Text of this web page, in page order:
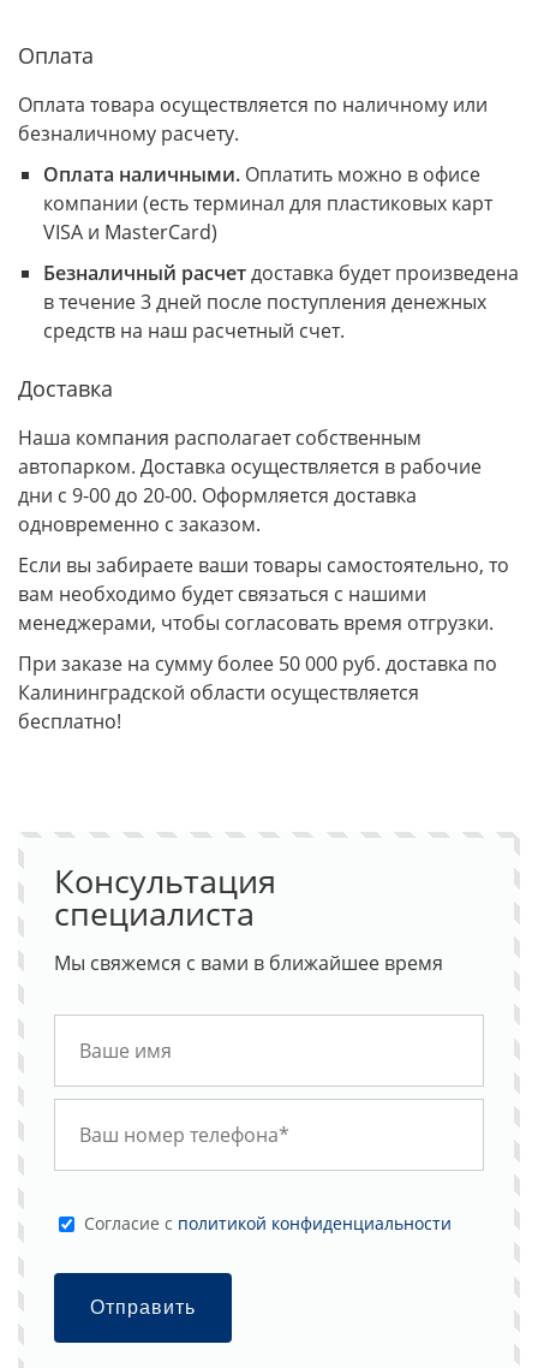
Оплата
Оплата товара осуществляется по наличному или
безналичному расчету.
Оплата наличными. Оплатить можно в офисе
компании (есть терминал для пластиковых карт
VISA и MasterCard)
Безналичный расчетдоставка будет произведена
в течение 3 дней после поступления денежных
средств на наш расчетный счет.
Доставка
Наша компания располагает собственным
автопарком. Доставка осуществляется в рабочие
дни с 9-00 до 20-00. Оформляется доставка
одновременно с заказом.
Если вы забираете ваши товары самостоятельно, то
вам необходимо будет связаться с нашими
менеджерами, чтобы согласовать время отгрузки.
При заказе на сумму более 50 000 руб. доставка по
Калининградской области осуществляется
бесплатно!
Консультация
специалиста
Мы свяжемся с вами в ближайшее время
Cогласие с политикой конфиденциальности
Отправить